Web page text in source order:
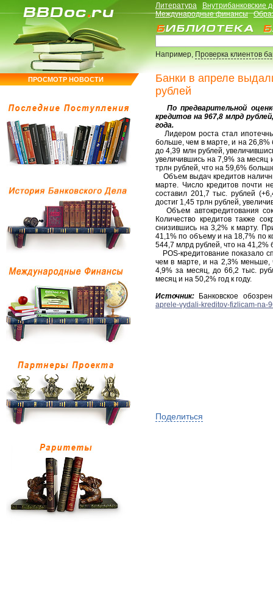
ПРОСМОТР НОВОСТИ
Литература
Внутрибанковские
Международные финансы
Например,Проверка клиентов
Банки в апреле
рублей
По предварительной
кредитов на 967,8 млрд
года.
Лидером роста стал
больше, чем в марте, и на 26,8%
до 4,39 млн рублей,
увеличившись на 7,9% за месяц
трлн рублей, что на 59,6%
Объем выдач кредитов
марте. Число кредитов почти
составил 201,7 тыс. рублей
достиг 1,45 трлн рублей,
Объем автокредитования
Количество кредитов также
снизившись на 3,2% к марту.
41,1% по объему и на 18,7% по
544,7 млрд рублей, что на 41,2%
POS-кредитование показало
чем в марте, и на 2,3% меньше,
4,9% за месяц, до 66,2 тыс.
месяц и на 50,2% год к году.
Источник: Банковское
aprele-vydali-kreditov-fizlicam-na-
Поделиться